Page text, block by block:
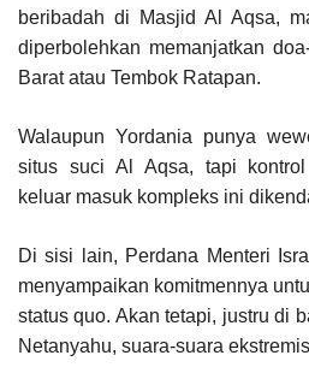
beribadah di Masjid Al Aqsa,
diperbolehkan memanjatkan
Barat atau Tembok Ratapan.
Walaupun Yordania punya
situs suci Al Aqsa, tapi
keluar masuk kompleks ini
Di sisi lain, Perdana Menteri
menyampaikan komitmennya
status quo. Akan tetapi, justru di
Netanyahu, suara-suara